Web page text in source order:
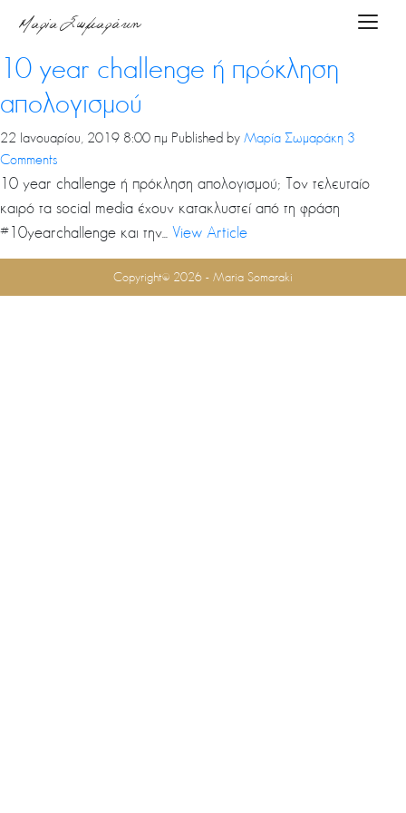
Μαρία Σωμαράκη
Αρχική
About
me
Υπηρεσίες
Tag Archive: δεκαετία
10 year challenge ή πρόκληση
απολογισμού
22 Ιανουαρίου, 2019 8:00 πμ Published by Μαρία Σωμαράκη 3
Comments
10 year challenge ή πρόκληση απολογισμού; Τον τελευταίο
καιρό τα social media έχουν κατακλυστεί από τη φράση
#10yearchallenge και την... View Article
Copyright© 2026 - Maria Somaraki